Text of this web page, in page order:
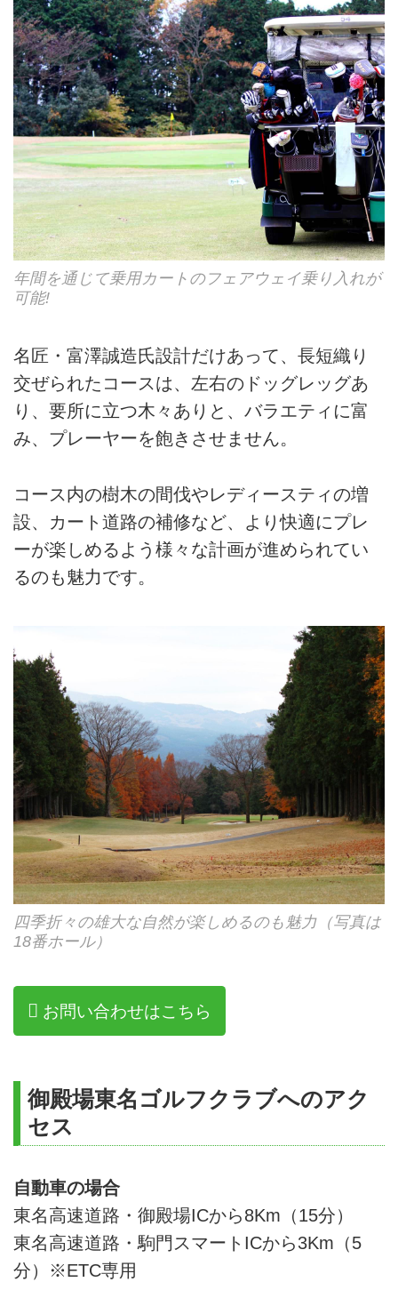
年間を通じて乗用カートのフェアウェイ乗り入れが
可能!
名匠・富澤誠造氏設計だけあって、長短織り
交ぜられたコースは、左右のドッグレッグあ
り、要所に立つ木々ありと、バラエティに富
み、プレーヤーを飽きさせません。
コース内の樹木の間伐やレディースティの増
設、カート道路の補修など、より快適にプレ
ーが楽しめるよう様々な計画が進められてい
るのも魅力です。
四季折々の雄大な自然が楽しめるのも魅力（写真は
18番ホール）
お問い合わせはこちら
御殿場東名ゴルフクラブへのアク
セス
自動車の場合
東名高速道路・御殿場ICから8Km（15分）
東名高速道路・駒門スマートICから3Km（5
分）※ETC専用